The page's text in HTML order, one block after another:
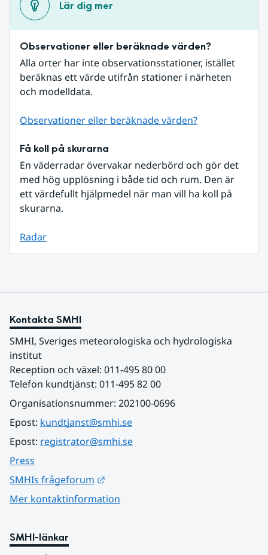
Lär dig mer
Observationer eller beräknade värden?
Alla orter har inte observationsstationer, istället
beräknas ett värde utifrån stationer i närheten
och modelldata.
Observationer eller beräknade värden?
Få koll på skurarna
En väderradar övervakar nederbörd och gör det
med hög upplösning i både tid och rum. Den är
ett värdefullt hjälpmedel när man vill ha koll på
skurarna.
Radar
Kontakta SMHI
SMHI, Sveriges meteorologiska och hydrologiska
institut
Reception och växel: 011-495 80 00
Telefon kundtjänst: 011-495 82 00
Organisationsnummer: 202100-0696
Epost: kundtjanst@smhi.se
Epost: registrator@smhi.se
Press
SMHIs frågeforum
Mer kontaktinformation
SMHI-länkar